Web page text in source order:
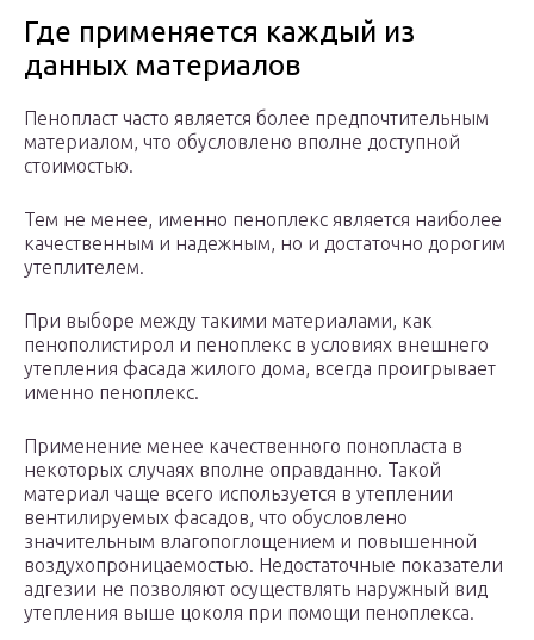
Где применяется каждый из
данных материалов
Пенопласт часто является более предпочтительным
материалом, что обусловлено вполне доступной
стоимостью.
Тем не менее, именно пеноплекс является наиболее
качественным и надежным, но и достаточно дорогим
утеплителем.
При выборе между такими материалами, как
пенополистирол и пеноплекс в условиях внешнего
утепления фасада жилого дома, всегда проигрывает
именно пеноплекс.
Применение менее качественного понопласта в
некоторых случаях вполне оправданно. Такой
материал чаще всего используется в утеплении
вентилируемых фасадов, что обусловлено
значительным влагопоглощением и повышенной
воздухопроницаемостью. Недостаточные показатели
адгезии не позволяют осуществлять наружный вид
утепления выше цоколя при помощи пеноплекса.